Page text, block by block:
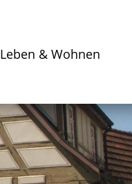
Leben & Wohnen